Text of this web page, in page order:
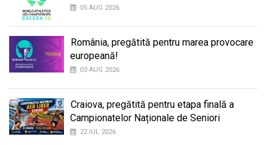
05 AUG 2026
România, pregătită pentru marea provocare
europeană!
03 AUG 2026
Craiova, pregătită pentru etapa finală a
Campionatelor Naționale de Seniori
22 IUL 2026